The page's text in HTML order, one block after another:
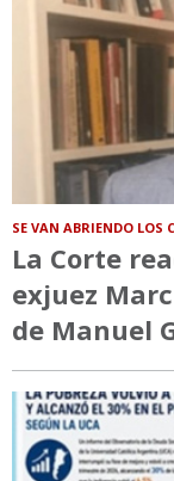
SE VAN ABRIENDO LOS
La Corte
exjuez
de Manuel